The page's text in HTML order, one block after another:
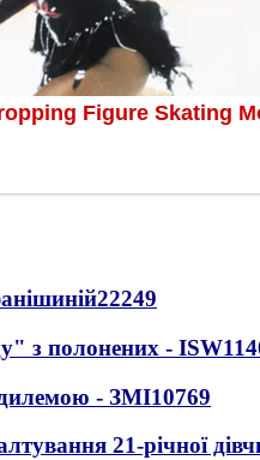
22249
з полонених - ISW
дилемою - ЗМІ10769
21-річної